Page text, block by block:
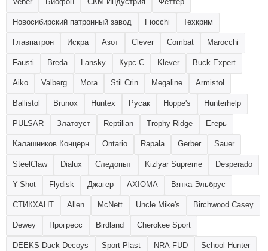
Новосибирский патронный завод Fiocchi Техкрим
Главпатрон Искра Азот Clever Combat Marocchi
Fausti Breda Lansky Курс-С Klever Buck Expert
Aiko Valberg Mora Stil Crin Megaline Armistol
Ballistol Brunox Huntex Русак Hoppe's Hunterhelp
PULSAR Златоуст Reptilian Trophy Ridge Егерь
Калашников Концерн Ontario Rapala Gerber Sauer
SteelClaw Dialux Следопыт Kizlyar Supreme Desperado
Y-Shot Flydisk Джагер AXIOMA Вятка-Эльбрус
СТИКХАНТ Allen McNett Uncle Mike's Birchwood Сasey
Dewey Прогресс Birdland Cherokee Sport
DEEKS Duck Decoys Sport Plast NRA-FUD School Hunter